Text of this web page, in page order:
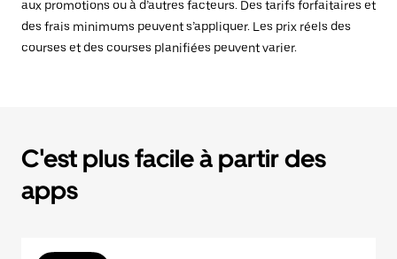
aux promotions ou à d’autres facteurs. Des tarifs forfaitaires et
des frais minimums peuvent s’appliquer. Les prix réels des
courses et des courses planifiées peuvent varier.
C'est plus facile à partir des
apps